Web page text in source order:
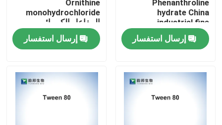
Phenanthroline
hydrate China
industrial fine
chemicals factory
إرسال استفسار
Ornithine
monohydrochloride
المفاعل الكيميائي
الحيوي للمختبرات
إرسال استفسار